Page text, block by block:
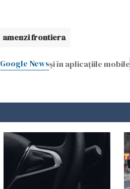
amenzi frontiera
Google Newsși în aplicațiile mobile